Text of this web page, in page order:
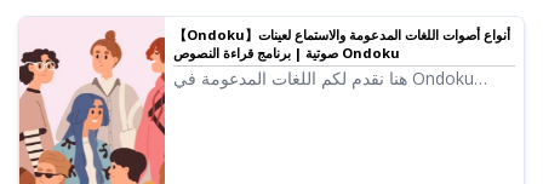
【Ondoku】أنواع أصوات اللغات المدعومة والاستماع لعينات
صوتية | برنامج قراءة النصوص Ondoku
هنا نقدم لكم اللغات المدعومة في Ondoku